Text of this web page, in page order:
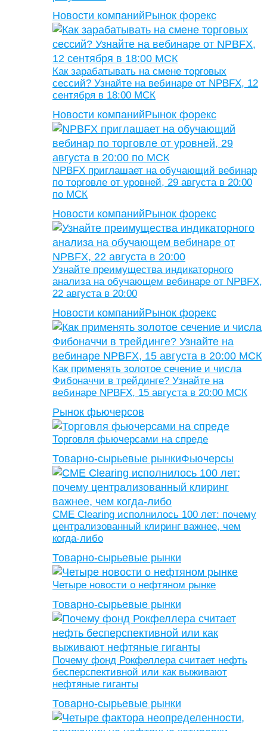
Новости компанийРынок форекс
Как зарабатывать на смене торговых
сессий? Узнайте на вебинаре от NPBFX, 12
сентября в 18:00 МСК
Новости компанийРынок форекс
NPBFX приглашает на обучающий вебинар
по торговле от уровней, 29 августа в 20:00
по МСК
Новости компанийРынок форекс
Узнайте преимущества индикаторного
анализа на обучающем вебинаре от NPBFX,
22 августа в 20:00
Новости компанийРынок форекс
Как применять золотое сечение и числа
Фибоначчи в трейдинге? Узнайте на
вебинаре NPBFX, 15 августа в 20:00 МСК
Рынок фьючерсов
Торговля фьючерсами на спреде
Товарно-сырьевые рынкиФьючерсы
CME Clearing исполнилось 100 лет: почему
централизованный клиринг важнее, чем
когда-либо
Товарно-сырьевые рынки
Четыре новости о нефтяном рынке
Товарно-сырьевые рынки
Почему фонд Рокфеллера считает нефть
бесперспективной или как выживают
нефтяные гиганты
Товарно-сырьевые рынки